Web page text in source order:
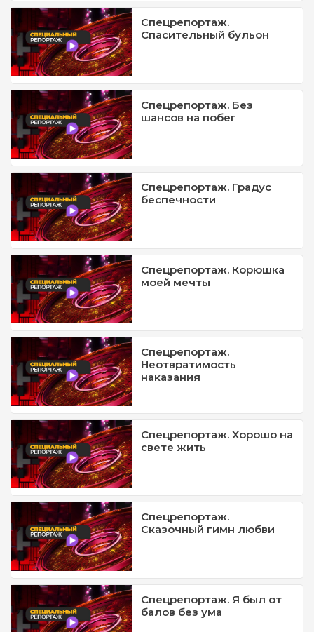
Спецрепортаж.
Спасительный бульон
Спецрепортаж. Без
шансов на побег
Спецрепортаж. Градус
беспечности
Спецрепортаж. Корюшка
моей мечты
Спецрепортаж.
Неотвратимость
наказания
Спецрепортаж. Хорошо на
свете жить
Спецрепортаж.
Сказочный гимн любви
Спецрепортаж. Я был от
балов без ума